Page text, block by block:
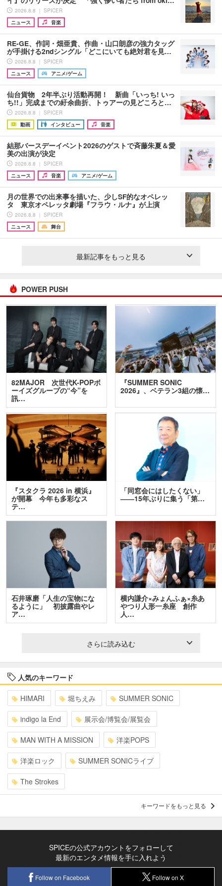
2026.8.8 ｜ SPICER
ニュース
音楽
RE-GE、作詞・畑亜貴、作曲・山口朗彦の強力タッグ
が手掛ける2ndシングル「どこにいても絶対君を見…
2026.8.8 ｜ SPICER
ニュース
アニメ/ゲーム
仙台貨物 2年半ぶり活動再開！ 新曲「いっち! いっ
ち!!」完成までの紆余曲折、トゥアーの見どころと…
2026.8.8 ｜ SPICER
動画
インタビュー 音楽
結那バースデーイベント2026のゲストで斉藤朱夏＆愛
美の出演が決定
2026.8.8 ｜ SPICER
ニュース
音楽 アニメ/ゲーム
月の世界での出来事を描いた、少しSF的なオペレッ
タ 東京オペレッタ劇場『フラウ・ルナ』が上演
2026.8.8 ｜ SPICER
ニュース
舞台
最新記事をもっと見る
POWER PUSH
82MAJOR 次世代K-POPボ
ーイズグループの“今”を
訊…
『SUMMER SONIC
2026』、ベテラン3組の懐…
『スタクラ 2026 in 横浜』
が開幕 今年も多彩なス
テ…
「同窓会にはしたくない」
――15年ぶりに集う「第…
石井琢磨「人生の宝物にな
るように」 初披露曲やレ
ア…
横内謙介×みょんふぁ×糸あ
やつり人形一糸座 創作
人…
さらに読み込む
人気のキーワード
HIMARI 堀ちえみ SUMMER SONIC
indigo la End 展示会/博覧会/展覧会
MAN WITH A MISSION 洋楽POPS
洋楽ロック SUMMER SONICライブ
The Strokes
キーワードをもっと見る
SPICEの公式アカウントをフォローして
最新のエンタメ情報を手に入れよう
Follow on Facebook Follow on X